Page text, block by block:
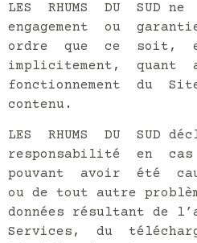
LES RHUMS DU SUD
engagement ou
ordre que ce soit,
implicitement, quant
fonctionnement du
contenu.
LES RHUMS DU SUD
responsabilité en cas
pouvant avoir été
ou de tout autre
données résultant de
Services, du